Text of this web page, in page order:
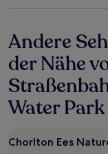
Andere
der Nähe
Water Park
Chorlton Ees